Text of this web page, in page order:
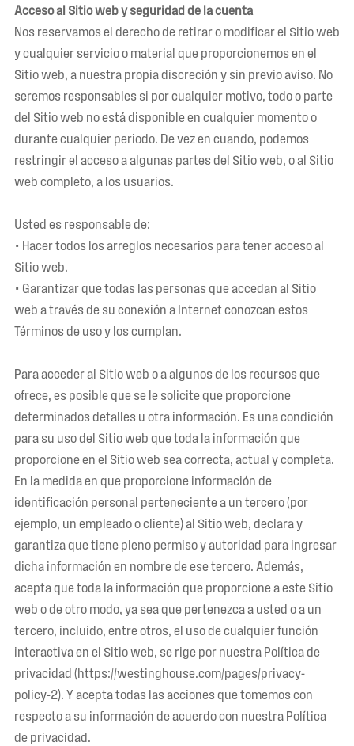
Acceso al Sitio web y seguridad de la cuenta
Nos reservamos el derecho de retirar o modificar el Sitio web
y cualquier servicio o material que proporcionemos en el
Sitio web, a nuestra propia discreción y sin previo aviso. No
seremos responsables si por cualquier motivo, todo o parte
del Sitio web no está disponible en cualquier momento o
durante cualquier periodo. De vez en cuando, podemos
restringir el acceso a algunas partes del Sitio web, o al Sitio
web completo, a los usuarios.
Usted es responsable de:
• Hacer todos los arreglos necesarios para tener acceso al
Sitio web.
• Garantizar que todas las personas que accedan al Sitio
web a través de su conexión a Internet conozcan estos
Términos de uso y los cumplan.
Para acceder al Sitio web o a algunos de los recursos que
ofrece, es posible que se le solicite que proporcione
determinados detalles u otra información. Es una condición
para su uso del Sitio web que toda la información que
proporcione en el Sitio web sea correcta, actual y completa.
En la medida en que proporcione información de
identificación personal perteneciente a un tercero (por
ejemplo, un empleado o cliente) al Sitio web, declara y
garantiza que tiene pleno permiso y autoridad para ingresar
dicha información en nombre de ese tercero. Además,
acepta que toda la información que proporcione a este Sitio
web o de otro modo, ya sea que pertenezca a usted o a un
tercero, incluido, entre otros, el uso de cualquier función
interactiva en el Sitio web, se rige por nuestra Política de
privacidad (https://westinghouse.com/pages/privacy-
policy-2). Y acepta todas las acciones que tomemos con
respecto a su información de acuerdo con nuestra Política
de privacidad.